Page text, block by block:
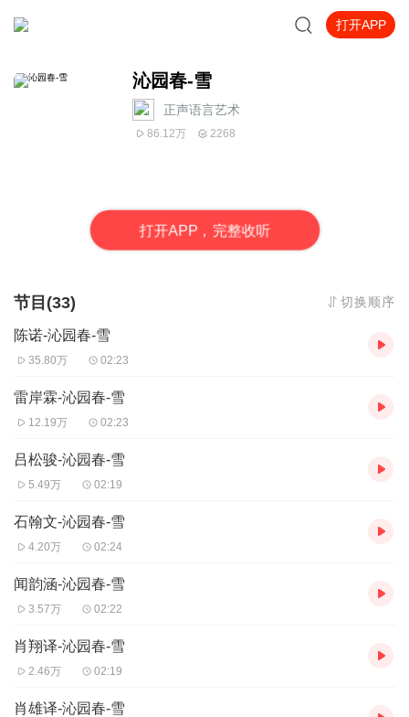
打开APP
沁园春-雪
正声语言艺术
86.12万 2268
打开APP，完整收听
节目(33) 切换顺序
陈诺-沁园春-雪
35.80万 02:23
雷岸霖-沁园春-雪
12.19万 02:23
吕松骏-沁园春-雪
5.49万 02:19
石翰文-沁园春-雪
4.20万 02:24
闻韵涵-沁园春-雪
3.57万 02:22
肖翔译-沁园春-雪
2.46万 02:19
肖雄译-沁园春-雪